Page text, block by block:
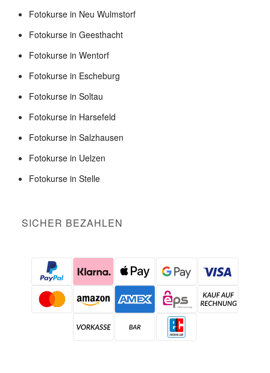
Fotokurse in Neu Wulmstorf
Fotokurse in Geesthacht
Fotokurse in Wentorf
Fotokurse in Escheburg
Fotokurse in Soltau
Fotokurse in Harsefeld
Fotokurse in Salzhausen
Fotokurse in Uelzen
Fotokurse in Stelle
SICHER BEZAHLEN